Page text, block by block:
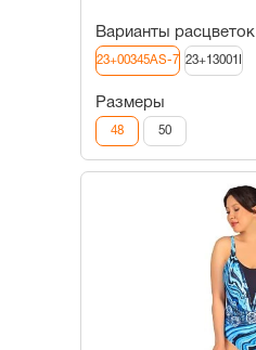
Варианты расцветок
23+00345AS-7 23+13001I
Размеры
48 50